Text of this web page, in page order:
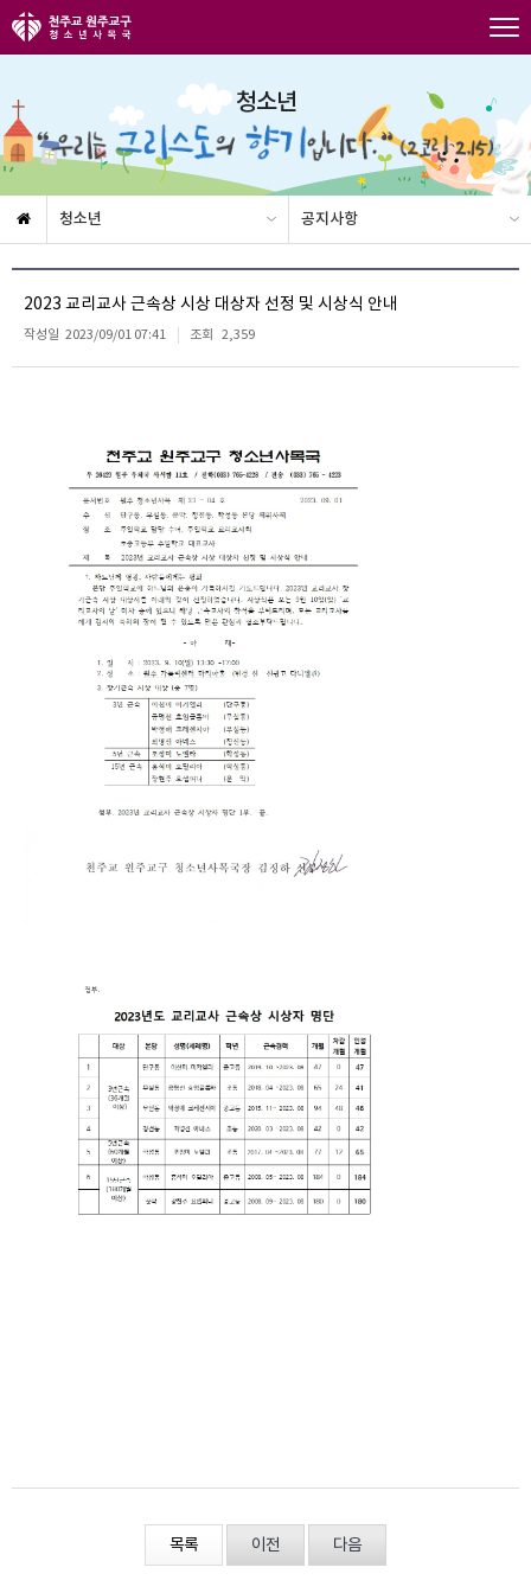
청소년
청소년 공지사항
2023 교리교사 근속상 시상 대상자 선정 및 시상식 안내
작성일 2023/09/01 07:41 조회 2,359
목록 이전 다음